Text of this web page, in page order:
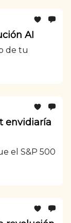
AI
de tu
envidiaría
el S&P 500